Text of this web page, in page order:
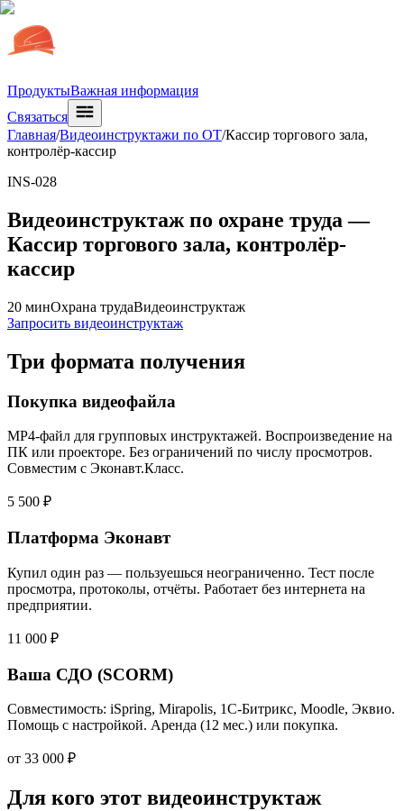
ПродуктыВажная информация
Связаться
Главная/Видеоинструктажи по ОТ/Кассир торгового зала,
контролёр-кассир
INS-028
Видеоинструктаж по охране труда —
Кассир торгового зала, контролёр-
кассир
20 минОхрана трудаВидеоинструктаж
Запросить видеоинструктаж
Три формата получения
Покупка видеофайла
MP4-файл для групповых инструктажей. Воспроизведение на
ПК или проекторе. Без ограничений по числу просмотров.
Совместим с Эконавт.Класс.
5 500 ₽
Платформа Эконавт
Купил один раз — пользуешься неограниченно. Тест после
просмотра, протоколы, отчёты. Работает без интернета на
предприятии.
11 000 ₽
Ваша СДО (SCORM)
Совместимость: iSpring, Mirapolis, 1С-Битрикс, Moodle, Эквио.
Помощь с настройкой. Аренда (12 мес.) или покупка.
от 33 000 ₽
Для кого этот видеоинструктаж